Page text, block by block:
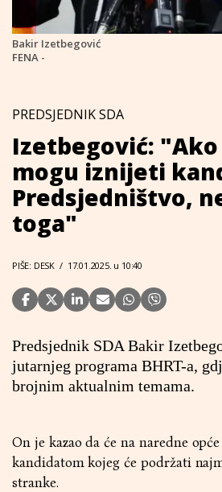
Bakir Izetbegović
FENA -
PREDSJEDNIK SDA
Izetbegović:
mogu iznijeti
Predsjedništvo,
toga"
PIŠE: DESK / 17.01.2025. u 10:40
Predsjednik SDA Bakir
jutarnjeg programa BHRT-a,
brojnim aktualnim temama.
On je kazao da će na naredne
kandidatom kojeg će podržati
stranke.